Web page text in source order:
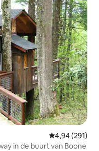
Gemiddelde
4,94 (291)
in de buurt van Boone